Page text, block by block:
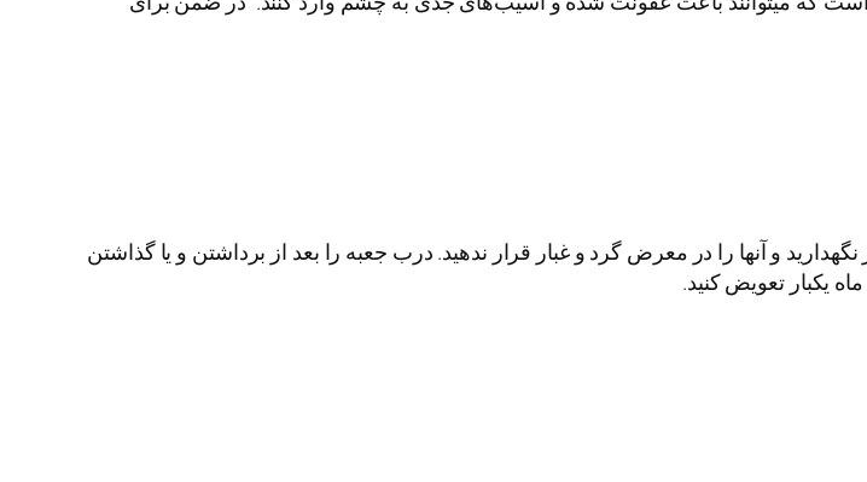
و آنها را در معرض گرد و غبار قرار ندهید. درب جعبه را بعد از برداشتن و یا گذاشتن
یکبار تعویض کنید.